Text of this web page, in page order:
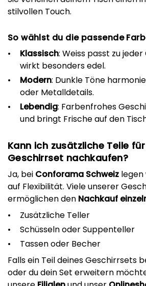
stilvollen Touch.
So wählst du die passende
Klassisch: Weiss passt zu
wirkt besonders edel.
Modern: Dunkle Töne
oder Metalldetails.
Lebendig: Farbenfrohes
und bringt Frische auf den
Kann ich zusätzliche Teile
Geschirrset nachkaufen?
Ja, bei Conforama Schweiz legen
auf Flexibilität. Viele unserer
ermöglichen den Nachkauf
Zusätzliche Teller
Schüsseln oder Suppenteller
Tassen oder Becher
Falls ein Teil deines Geschirrsets
oder du dein Set erweitern